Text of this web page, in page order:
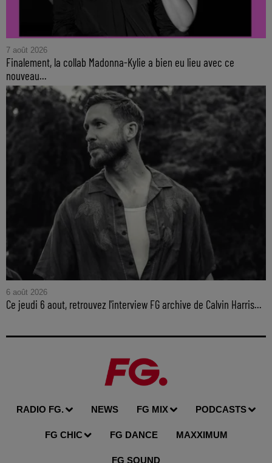
7 août 2026
Finalement, la collab Madonna-Kylie a bien eu lieu avec ce
nouveau...
6 août 2026
Ce jeudi 6 aout, retrouvez l'interview FG archive de Calvin Harris...
RADIO FG. NEWS FG MIX PODCASTS
FG CHIC FG DANCE MAXXIMUM
FG SOUND